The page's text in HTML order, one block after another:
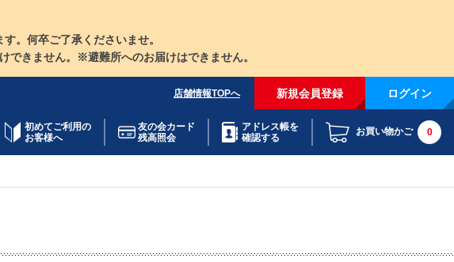
。何卒ご了承くださいませ。
きません。※避難所へのお届けはできません。
店舗情報TOPへ 新規会員登録 ログイン
初めてご利用の
お客様へ
友の会カード
残高照会
アドレス帳を
確認する
お買い物かご 0